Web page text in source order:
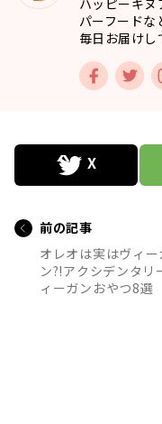
ハッピーキヌ
パーフードな
毎日お届けし
前の記事
オレオは実はヴィー
ン?!アクシデンタリ
ィーガンおやつ8選